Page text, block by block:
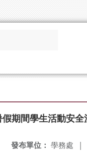
期間學生活動安全
發布單位： 學務處 |